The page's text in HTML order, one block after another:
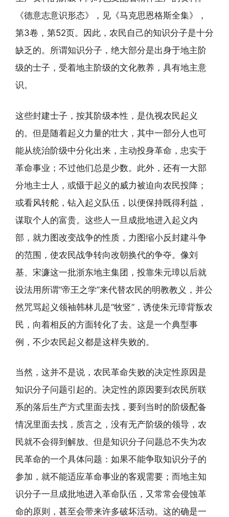
《德意志意识形态》，见《马克思恩格斯全集》，
第3卷，第52页。因此，农民自己的知识分子是十分
缺乏的。所谓知识分子，绝大部分是出身于地主阶
级的士子，受着地主阶级的文化教养，具有地主意
识。
这些封建士子，按其阶级本性，是仇视农民起义
的。但是随着起义力量的壮大，其中一部分人也可
能从统治阶级中分化出来，主动投身革命，忠实于
革命事业；不过他们总是少数。此外，还有一大部
分地主士人，或慑于起义的威力被迫向农民投降；
或看风转舵，钻入起义队伍，以便保持既得利益，
谋取个人的富贵。这些人一旦成批地进入起义内
部，就力图改变战争的性质，力图缩小反封建斗争
的范围，使农民战争转向改朝换代的争夺。像刘
基、宋濂这一批浙东地主集团，投靠朱元璋以后就
设法用所谓“帝王之学”来代替农民的明教教义，并公
然咒骂起义领袖韩林儿是“牧竖”，诱使朱元璋背叛农
民，向着相反的方面转化了去。这是一个典型事
例，不少农民起义都是这样失败的。
当然，这并不是说，农民革命失败的决定性原因是
知识分子问题引起的。决定性的原因要到农民所联
系的落后生产方式里面去找，要到当时的阶级配备
情况里面去找，质言之，没有无产阶级的领导，农
民就不会得到解放。但是知识分子问题总不失为农
民革命的一个具体问题：如果不能争取知识分子的
参加，就不能适应革命事业的客观需要；而地主知
识分子一旦成批地进入革命队伍，又常常会侵蚀革
命的原则，甚至会带来许多破坏活动。这的确是一